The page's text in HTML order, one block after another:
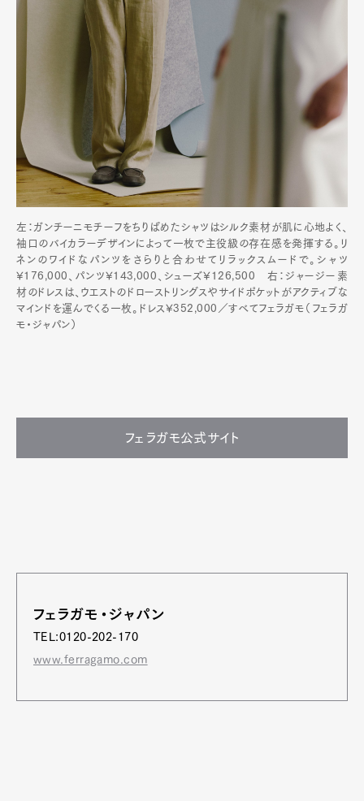
左：ガンチーニモチーフをちりばめたシャツはシルク素材が肌に心地よく、
袖口のバイカラーデザインによって一枚で主役級の存在感を発揮する。リ
ネンのワイドなパンツをさらりと合わせてリラックスムードで。シャツ
¥176,000、パンツ¥143,000、シューズ¥126,500 右：ジャージー素
材のドレスは、ウエストのドローストリングスやサイドポケットがアクティブな
マインドを運んでくる一枚。ドレス¥352,000／すべてフェラガモ（フェラガ
モ・ジャパン）
フェラガモ公式サイト
フェラガモ・ジャパン
TEL:0120-202-170
www.ferragamo.com